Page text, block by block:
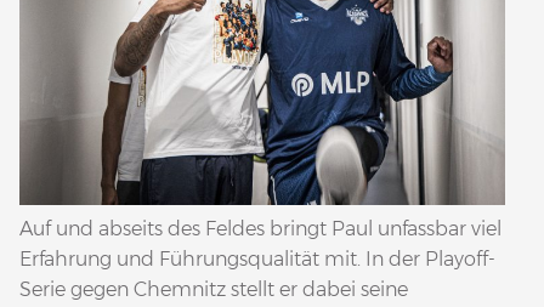
Auf und abseits des Feldes bringt Paul unfassbar viel
Erfahrung und Führungsqualität mit. In der Playoff-
Serie gegen Chemnitz stellt er dabei seine